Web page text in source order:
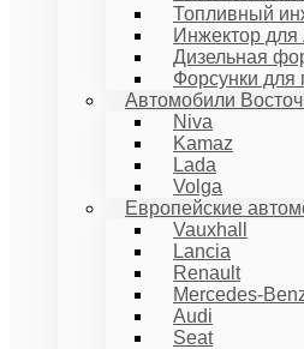
Топливный
Инжектор для
Дизельная
Форсунки для
Автомобили
Niva
Kamaz
Lada
Volga
Европейские
Vauxhall
Lancia
Renault
Mercedes-
Audi
Seat